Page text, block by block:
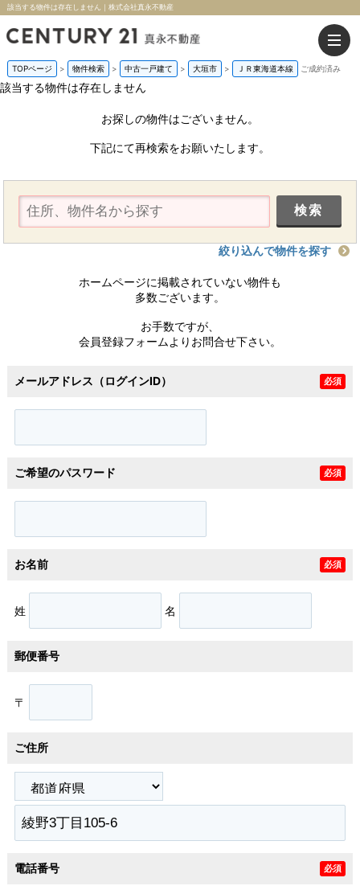
該当する物件は存在しません｜株式会社真永不動産
TOPページ > 物件検索 > 中古一戸建て > 大垣市 > ＪＲ東海道本線 ご成約済み
該当する物件は存在しません
お探しの物件はございません。
下記にて再検索をお願いたします。
絞り込んで物件を探す
ホームページに掲載されていない物件も
多数ございます。
お手数ですが、
会員登録フォームよりお問合せ下さい。
メールアドレス（ログインID） 必須
ご希望のパスワード 必須
お名前 必須
姓 名
郵便番号
〒
ご住所
電話番号 必須